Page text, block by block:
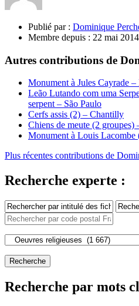
Publié par : Dominique
Membre depuis : 22 mai 2014
Autres contributions de
Monument à Jules Cayrade
Leão Lutando com uma
serpent – São Paulo
Cerfs assis (2) – Chantilly
Chiens de meute (2 groupes)
Monument à Louis Lacombe
Plus récentes contributions de
Recherche experte :
Recherche par mots